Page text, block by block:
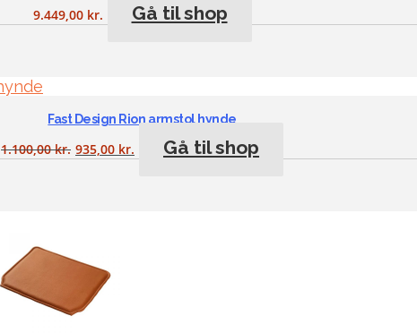
9.449,00 kr. Gå til shop
Fast Design Rion armstol hynde
1.100,00kr. 935,00 kr. Gå til shop